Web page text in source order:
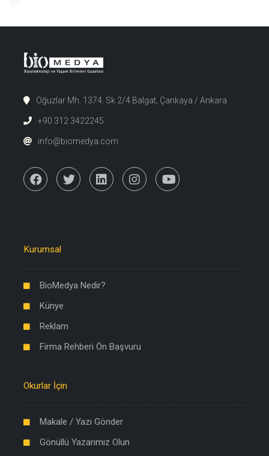
Oğuzlar Mh. 1374. Sk 2/4 Balgat, Çankaya / Ankara
+90 312 3422245
info@biomedya.com
Kurumsal
BioMedya Nedir?
Künye
Reklam
Firma Rehberi Ön Başvuru
Okurlar İçin
Makale / Yazı Gönder
Gönüllü Yazarımız Olun